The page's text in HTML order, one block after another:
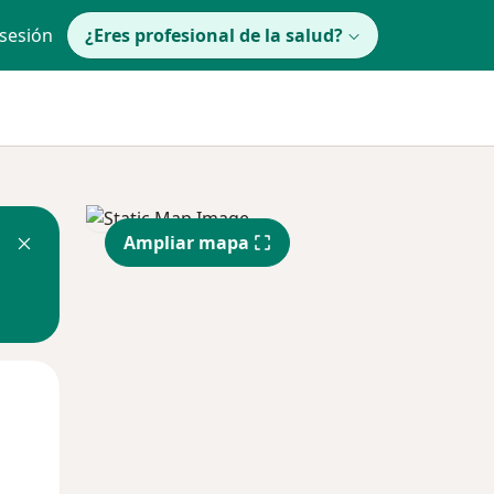
¿Eres profesional de la salud?
Ampliar mapa